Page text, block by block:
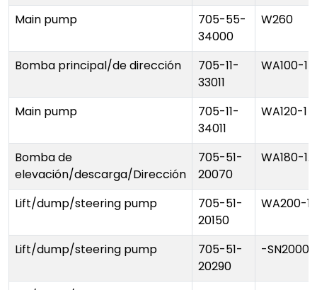
Main pump
705-55-
34000
W260
Bomba principal/de dirección
705-11-
33011
WA100-
Main pump
705-11-
34011
WA120-1
Bomba de
elevación/descarga/Dirección
705-51-
20070
WA180-
Lift/dump/steering pump
705-51-
20150
WA200-1
Lift/dump/steering pump
705-51-
20290
-